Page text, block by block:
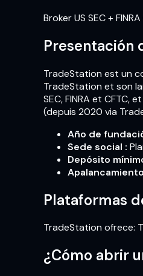
Broker US SEC +
Presentación
TradeStation est un
TradeStation et son
SEC, FINRA et
(depuis 2020 via
Año de
Sede social :
Depósito
Plataformas
TradeStation ofrece:
¿Cómo abrir